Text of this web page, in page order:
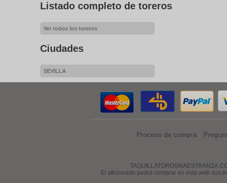
Listado completo de toreros
Ver todos los toreros
Ciudades
SEVILLA
Proceso de compra
El aficionado podrá comprar en esta web sus